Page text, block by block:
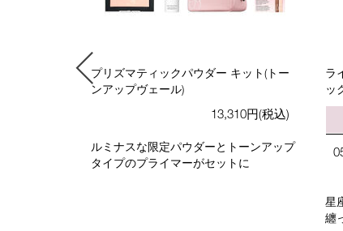
プリズマティックパウダー キット(トー
ンアップヴェール)
13,310円(税込)
ルミナスな限定パウダーとトーンアップ
タイプのプライマーがセットに
ラ
ッ
星
纏